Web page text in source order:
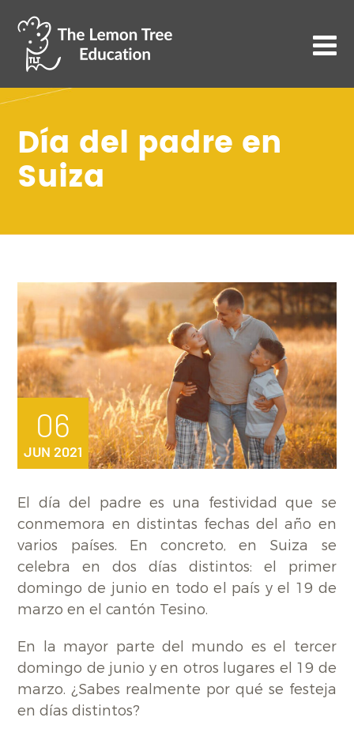
Día del padre en
Suiza
06
JUN 2021
El día del padre es una festividad que se
conmemora en distintas fechas del año en
varios países. En concreto, en Suiza se
celebra en dos días distintos: el primer
domingo de junio en todo el país y el 19 de
marzo en el cantón Tesino.
En la mayor parte del mundo es el tercer
domingo de junio y en otros lugares el 19 de
marzo. ¿Sabes realmente por qué se festeja
en días distintos?